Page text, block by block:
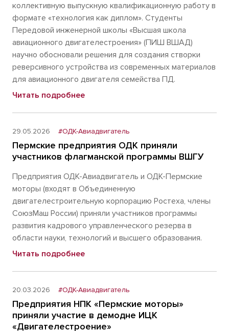
коллективную выпускную квалификационную работу в
формате «технология как диплом». Студенты
Передовой инженерной школы «Высшая школа
авиационного двигателестроения» (ПИШ ВШАД)
научно обосновали решения для создания створки
реверсивного устройства из современных материалов
для авиационного двигателя семейства ПД.
Читать подробнее
29.05.2026 #ОДК-Авиадвигатель
Пермские предприятия ОДК приняли
участников флагманской программы ВШГУ
Предприятия ОДК-Авиадвигатель и ОДК-Пермские
моторы (входят в Объединенную
двигателестроительную корпорацию Ростеха, члены
СоюзМаш России) приняли участников программы
развития кадрового управленческого резерва в
области науки, технологий и высшего образования.
Читать подробнее
20.03.2026 #ОДК-Авиадвигатель
Предприятия НПК «Пермские моторы»
приняли участие в демодне ИЦК
«Двигателестроение»